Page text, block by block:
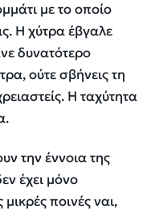
με το οποίο
Η χύτρα έβγαλε
δυνατότερο
ούτε σβήνεις τη
Η ταχύτητα
την έννοια της
έχει μόνο
ποινές ναι,